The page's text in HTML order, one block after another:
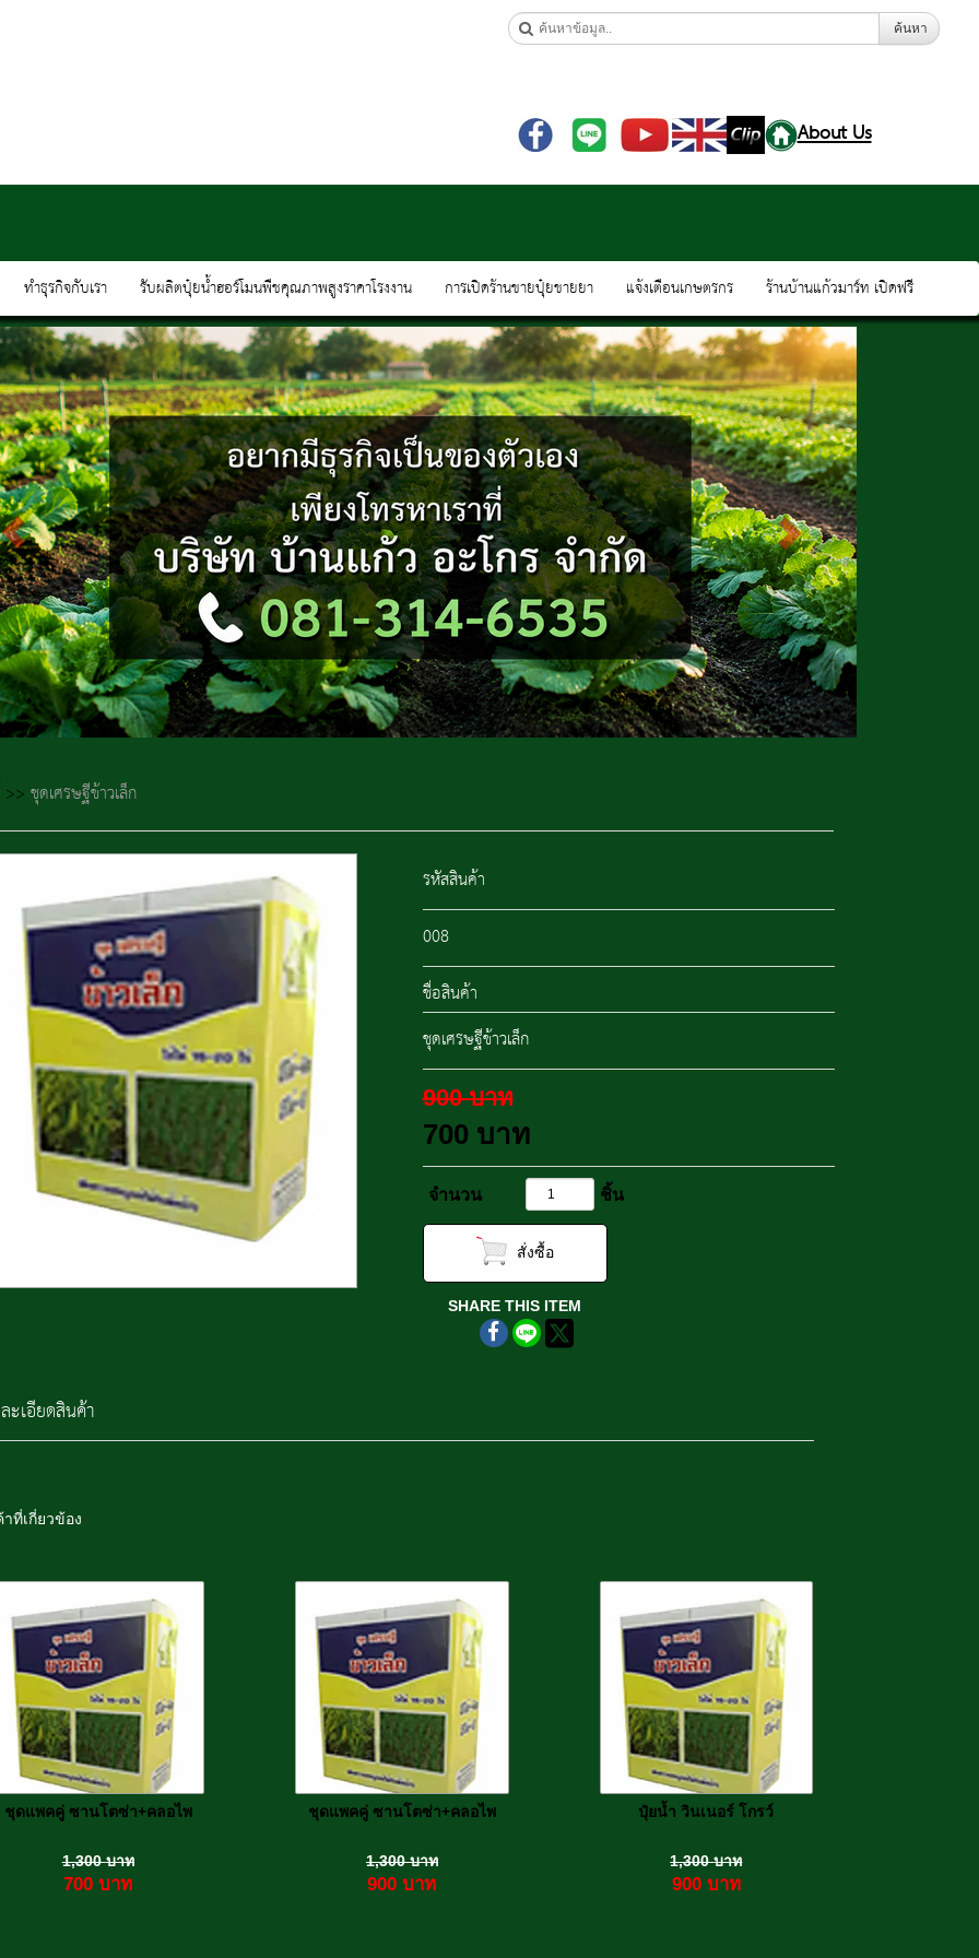
ทำธุรกิจกับเรา รับผลิตปุ๋ยน้ำฮอร์โมนพืชคุณภาพสูงราคาโรงงาน การเปิดร้านขายปุ๋ยขายยา แจ้งเตือนเกษตรกร ร้านบ้านแก้วมาร์ท เปิดฟรี
ค้นหา
About Us
>> ชุดเศรษฐีข้าวเล็ก
รหัสสินค้า
008
ชื่อสินค้า
ชุดเศรษฐีข้าวเล็ก
900บาท
700 บาท
จำนวน ชิ้น
สั่งซื้อ
SHARE THIS ITEM
ะเอียดสินค้า
ที่เกี่ยวข้อง
ชุดแพคคู่ ซานโตซ่า+คลอไพ
1,300บาท
700บาท
ชุดแพคคู่ ซานโตซ่า+คลอไพ
1,300บาท
900บาท
ปุ๋ยน้ำ วินเนอร์ โกรว์
1,300บาท
900 บาท